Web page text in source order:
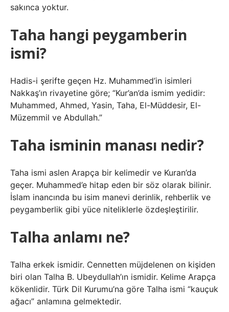
sakınca yoktur.
Taha hangi peygamberin
ismi?
Hadis-i şerifte geçen Hz. Muhammed’in isimleri
Nakkaş’ın rivayetine göre; “Kur’an’da ismim yedidir:
Muhammed, Ahmed, Yasin, Taha, El-Müddesir, El-
Müzemmil ve Abdullah.”
Taha isminin manası nedir?
Taha ismi aslen Arapça bir kelimedir ve Kuran’da
geçer. Muhammed’e hitap eden bir söz olarak bilinir.
İslam inancında bu isim manevi derinlik, rehberlik ve
peygamberlik gibi yüce niteliklerle özdeşleştirilir.
Talha anlamı ne?
Talha erkek ismidir. Cennetten müjdelenen on kişiden
biri olan Talha B. Ubeydullah’ın ismidir. Kelime Arapça
kökenlidir. Türk Dil Kurumu’na göre Talha ismi “kauçuk
ağacı” anlamına gelmektedir.